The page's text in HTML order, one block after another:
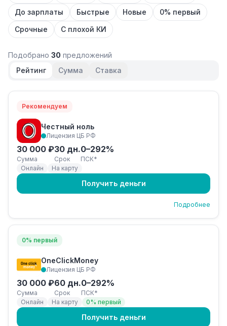
До зарплаты
Быстрые Новые
0% первый
Срочные
С плохой КИ
Подобрано 30 предложений
Рейтинг
Сумма Ставка
Рекомендуем
Честный ноль
Лицензия ЦБ РФ
30 000 ₽
Сумма
30 дн.
Срок
0–292%
ПСК*
Онлайн
На карту
Получить деньги
Подробнее
0% первый
OneClickMoney
Лицензия ЦБ РФ
30 000 ₽
Сумма
60 дн.
Срок
0–292%
ПСК*
Онлайн
На карту 0% первый
Получить деньги